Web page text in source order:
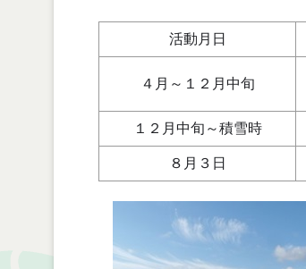
活動月日
４月～１２月中旬
１２月中旬～積雪時
８月３日